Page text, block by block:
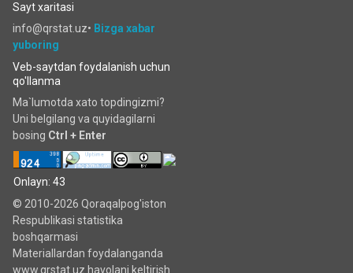
Sayt xaritasi
info@qrstat.uz• Bizga xabar
yuboring
Veb-saytdan foydalanish uchun
qo'llanma
Ma`lumotda xato topdingizmi?
Uni belgilang va quyidagilarni
bosing Ctrl + Enter
Onlayn: 43
© 2010-2026 Qoraqalpog'iston
Respublikasi statistika
boshqarmasi
Materiallardan foydalanganda
www.qrstat.uz havolani keltirish